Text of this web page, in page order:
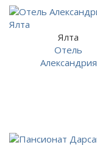
Ялта
Отель
Александрия